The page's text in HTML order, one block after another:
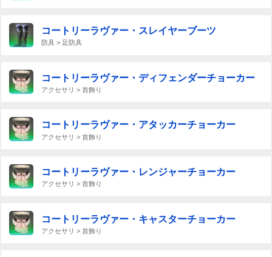
コートリーラヴァー・スレイヤーブーツ
防具 > 足防具
コートリーラヴァー・ディフェンダーチョーカー
アクセサリ > 首飾り
コートリーラヴァー・アタッカーチョーカー
アクセサリ > 首飾り
コートリーラヴァー・レンジャーチョーカー
アクセサリ > 首飾り
コートリーラヴァー・キャスターチョーカー
アクセサリ > 首飾り